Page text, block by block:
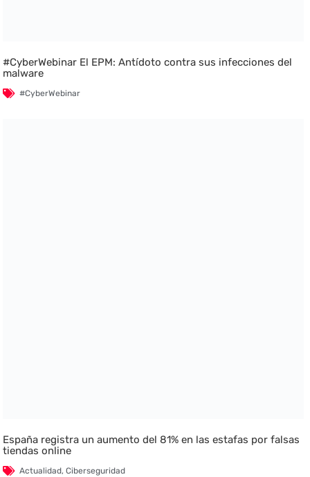
#CyberWebinar El EPM: Antídoto contra sus infecciones del
malware
#CyberWebinar
España registra un aumento del 81% en las estafas por falsas
tiendas online
Actualidad,Ciberseguridad